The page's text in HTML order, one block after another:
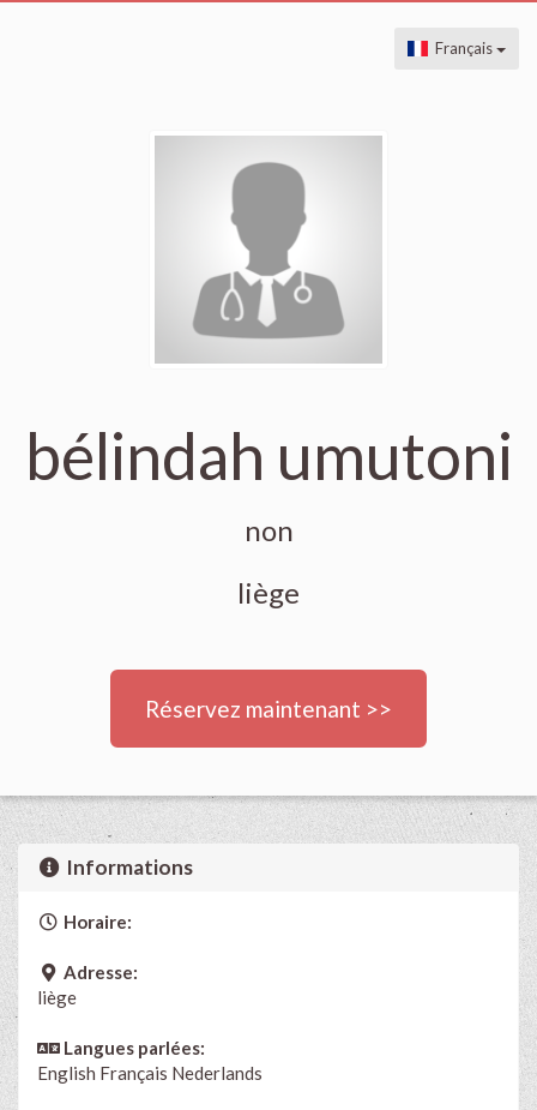
Français
bélindah umutoni
non
liège
Réservez maintenant >>
Informations
Horaire:
Adresse:
liège
Langues parlées:
English Français Nederlands